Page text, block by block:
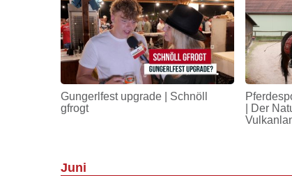
Gungerlfest upgrade | Schnöll
gfrogt
| Der
Juni